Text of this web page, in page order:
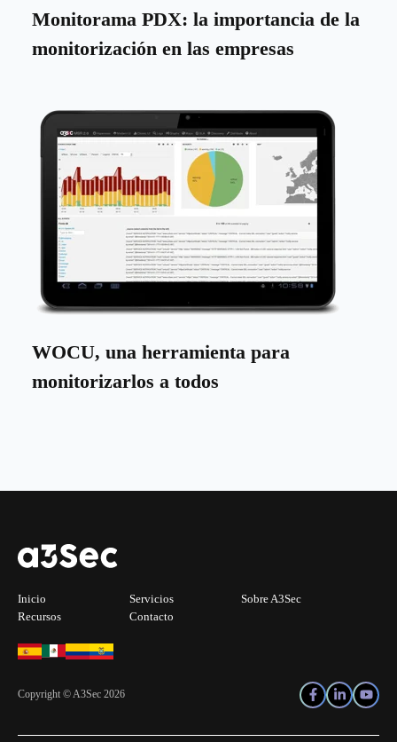
Monitorama PDX: la importancia de la
monitorización en las empresas
WOCU, una herramienta para
monitorizarlos a todos
Inicio Servicios
Sobre A3Sec
Recursos
Contacto
Copyright © A3Sec 2026